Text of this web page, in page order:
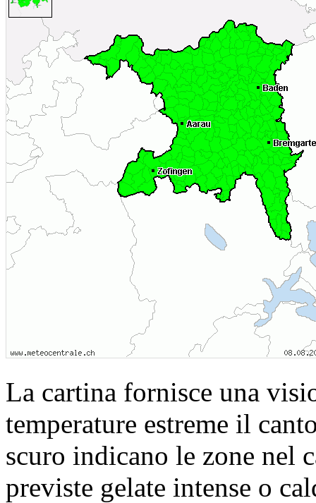
La cartina fornisce una
temperature estreme il
scuro indicano le zone nel
previste gelate intense o